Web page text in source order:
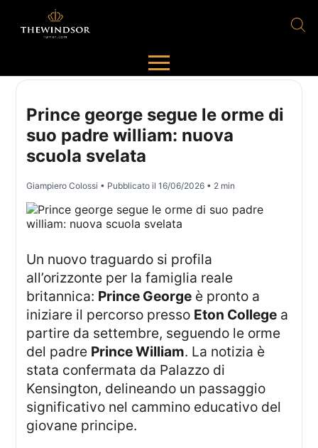
Prince george segue le orme di
suo padre william: nuova
scuola svelata
Giampiero Colossi • Pubblicato il16/06/2026 • 2 min
Un nuovo traguardo si profila
all’orizzonte per la famiglia reale
britannica: Prince George è pronto a
iniziare il percorso presso Eton College a
partire da settembre, seguendo le orme
del padre Prince William. La notizia è
stata confermata da Palazzo di
Kensington, delineando un passaggio
significativo nel cammino educativo del
giovane principe.